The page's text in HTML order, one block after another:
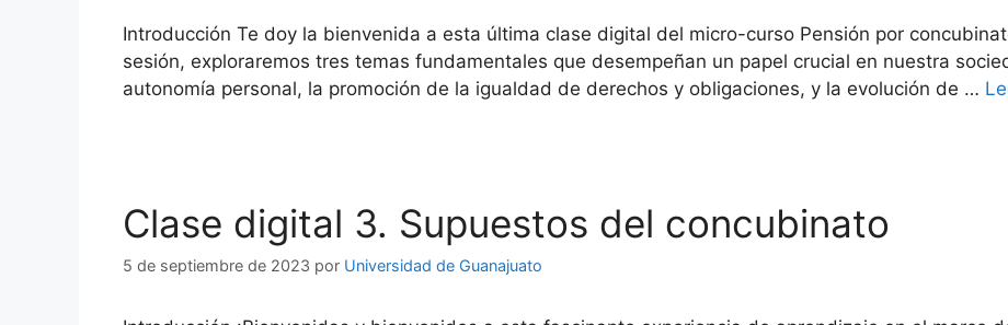
Introducción Te doy la bienvenida a esta última clase digital del micro-curso Pensión por
sesión, exploraremos tres temas fundamentales que desempeñan un papel crucial en nuestra
autonomía personal, la promoción de la igualdad de derechos y obligaciones, y la evolución de …
Clase digital 3. Supuestos del concubinato
5 de septiembre de 2023 por Universidad de Guanajuato